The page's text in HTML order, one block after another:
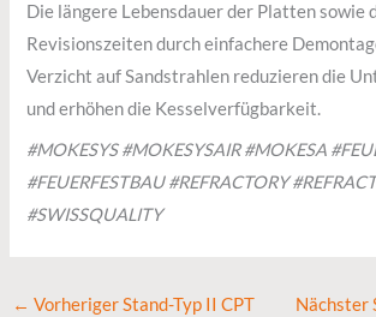
Die längere Lebensdauer der Platten sowie
Revisionszeiten durch einfachere
Verzicht auf Sandstrahlen reduzieren die
und erhöhen die Kesselverfügbarkeit.
#MOKESYS #MOKESYSAIR #MOKESA
#FEUERFESTBAU #REFRACTORY
#SWISSQUALITY
← Vorheriger Stand-Typ II CPT Nächster